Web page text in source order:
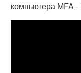
компьютера MFA -